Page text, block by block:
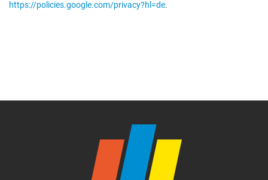
https://policies.google.com/privacy?hl=de.